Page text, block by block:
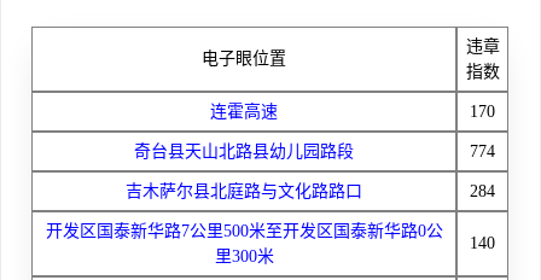
电子眼位置
违章
指数
连霍高速 170
奇台县天山北路县幼儿园路段 774
吉木萨尔县北庭路与文化路路口 284
开发区国泰新华路7公里500米至开发区国泰新华路0公
里300米
140